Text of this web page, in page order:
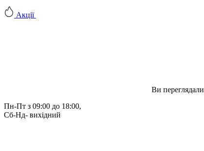
Акції
Ви переглядали
Пн-Пт з 09:00 до 18:00,
Сб-Нд- вихідний